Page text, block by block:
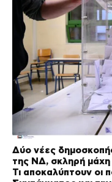
Δύο νέες
της ΝΔ, σκληρή
Τι αποκαλύπτουν οι